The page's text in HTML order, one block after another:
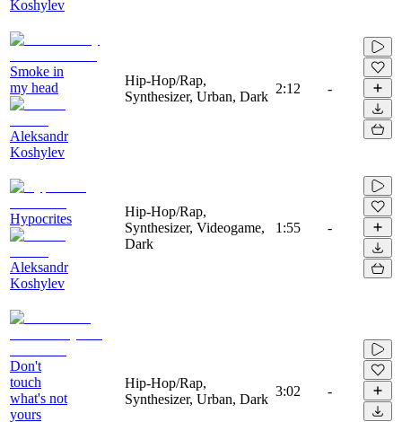
Koshylev
Smoke in
my head
Aleksandr
Koshylev
Hip-Hop/Rap,
Synthesizer, Urban, Dark
2:12 -
Hypocrites
Aleksandr
Koshylev
Hip-Hop/Rap,
Synthesizer, Videogame,
Dark
1:55 -
Don't
touch
what's not
yours
Hip-Hop/Rap,
Synthesizer, Urban, Dark
3:02 -